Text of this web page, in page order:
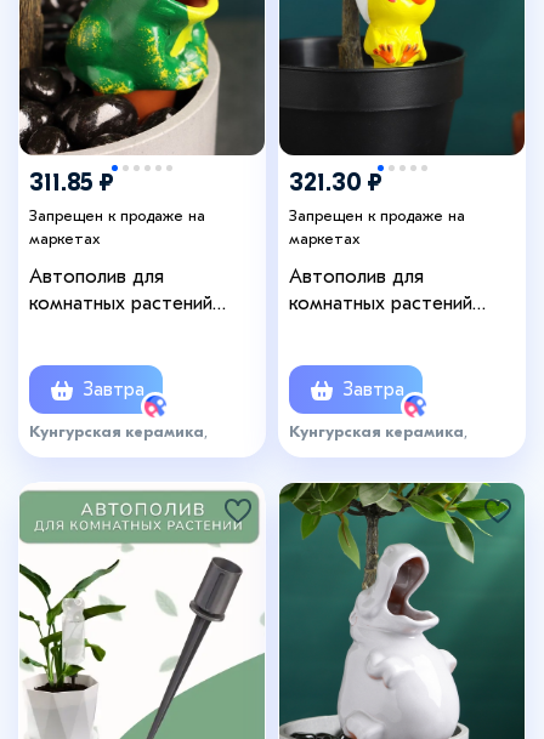
311.85 ₽
Запрещен к продаже на
маркетах
Автополив для
комнатных растений
Завтра
Кунгурская керамика
артикул: 6683072
321.30 ₽
Запрещен к продаже на
маркетах
Автополив для
комнатных растений
Завтра
Кунгурская керамика
артикул: 6671669